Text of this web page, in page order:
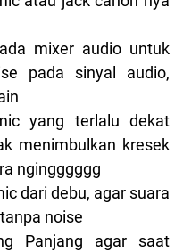
mixer audio untuk
pada sinyal audio,
yang terlalu dekat
menimbulkan kresek
ngingggggg
dari debu, agar suara
noise
Panjang agar saat